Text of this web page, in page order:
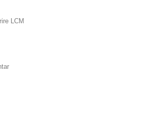
LCM